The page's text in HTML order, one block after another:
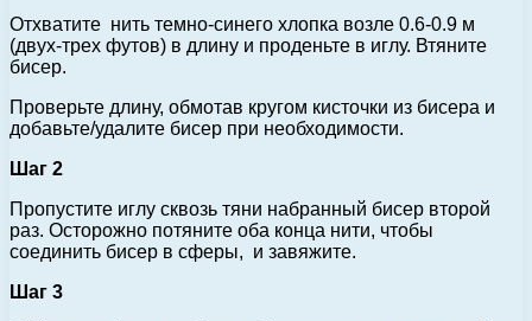
Отхватите нить темно-синего хлопка возле 0.6-0.9 м
(двух-трех футов) в длину и проденьте в иглу. Втяните
бисер.
Проверьте длину, обмотав кругом кисточки из бисера и
добавьте/удалите бисер при необходимости.
Шаг 2
Пропустите иглу сквозь тяни набранный бисер второй
раз. Осторожно потяните оба конца нити, чтобы
соединить бисер в сферы, и завяжите.
Шаг 3